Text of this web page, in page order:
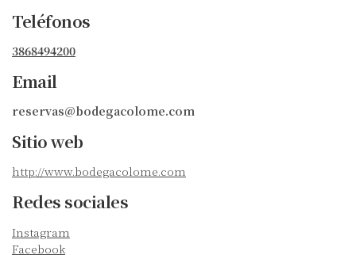
Teléfonos
3868494200
Email
reservas@bodegacolome.com
Sitio web
http://www.bodegacolome.com
Redes sociales
Instagram
Facebook